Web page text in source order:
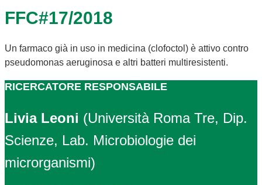
FFC#17/2018
Un farmaco già in uso in medicina (clofoctol) è attivo contro
pseudomonas aeruginosa e altri batteri multiresistenti.
RICERCATORE RESPONSABILE
Livia Leoni (Università Roma Tre, Dip.
Scienze, Lab. Microbiologie dei
microrganismi)